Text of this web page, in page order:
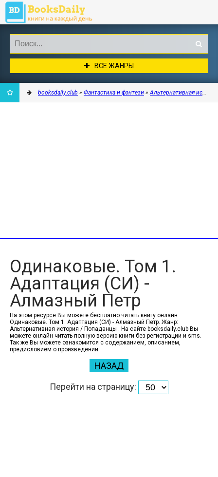
ВСЕ ЖАНРЫ
booksdaily.club » Фантастика и фэнтези »Альтернативная история
Одинаковые. Том 1.
Адаптация (СИ) -
Алмазный Петр
На этом ресурсе Вы можете бесплатно читать книгу онлайн
Одинаковые. Том 1. Адаптация (СИ) - Алмазный Петр. Жанр:
Альтернативная история / Попаданцы . На сайте booksdaily.club Вы
можете онлайн читать полную версию книги без регистрации и sms.
Так же Вы можете ознакомится с содержанием, описанием,
предисловием о произведении
НАЗАД
Перейти на страницу: